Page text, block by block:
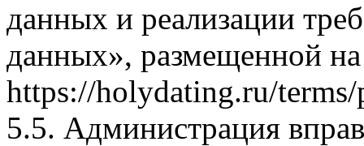
данных и реализации
данных», размещенной
https://holydating.ru/
5.5. Администрация